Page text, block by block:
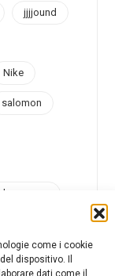
come i cookie
dispositivo. Il
dati come il
jjjjound
Nike
salomon
armour